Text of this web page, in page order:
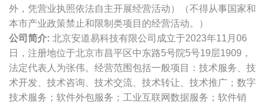
外，凭营业执照依法自主开展经营活动）（不得从事国家和
本市产业政策禁止和限制类项目的经营活动。）
公司简介: 北京安道易科技有限公司成立于2023年11月06
日，注册地位于北京市昌平区中东路5号院5号19层1909，
法定代表人为张伟。经营范围包括一般项目：技术服务、技
术开发、技术咨询、技术交流、技术转让、技术推广；数字
技术服务；软件外包服务；工业互联网数据服务；软件销